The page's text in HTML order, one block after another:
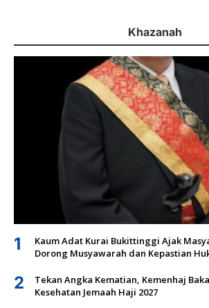
Khazanah
1
Kaum Adat Kurai Bukittinggi Ajak
Dorong Musyawarah dan Kepastian
2
Tekan Angka Kematian, Kemenhaj
Kesehatan Jemaah Haji 2027